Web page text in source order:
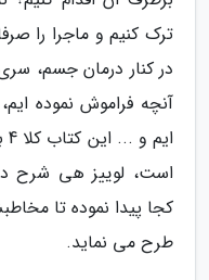
ترک کنیم و ماجرا را
در کنار درمان جسم،
آنچه فراموش نموده
است، لوییز هی شرح
کجا پیدا نموده تا
طرح می نماید.